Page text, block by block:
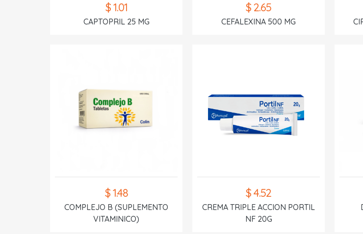
$ 1.01
CAPTOPRIL 25 MG
$ 2.65
CEFALEXINA 500 MG
$ 1.48
COMPLEJO B (SUPLEMENTO
VITAMINICO)
$ 4.52
CREMA TRIPLE ACCION PORTIL
NF 20G